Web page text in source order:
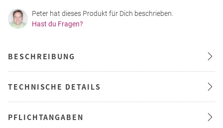
Peter hat dieses Produkt für Dich beschrieben.
Hast du Fragen?
BESCHREIBUNG
TECHNISCHE DETAILS
PFLICHTANGABEN